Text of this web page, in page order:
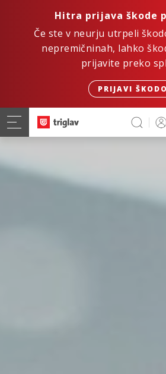
Hitra prijava škode
Če ste v neurju utrpeli
nepremičninah, lahko
prijavite preko
PRIJAVI ŠKODO